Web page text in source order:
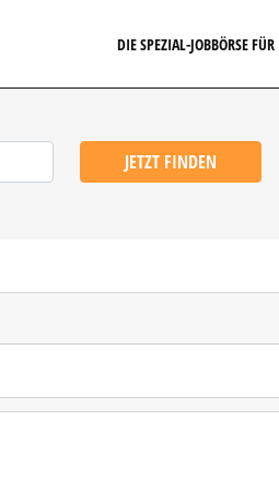
DIE SPEZIAL-JOBBÖRSE
JETZT FINDEN